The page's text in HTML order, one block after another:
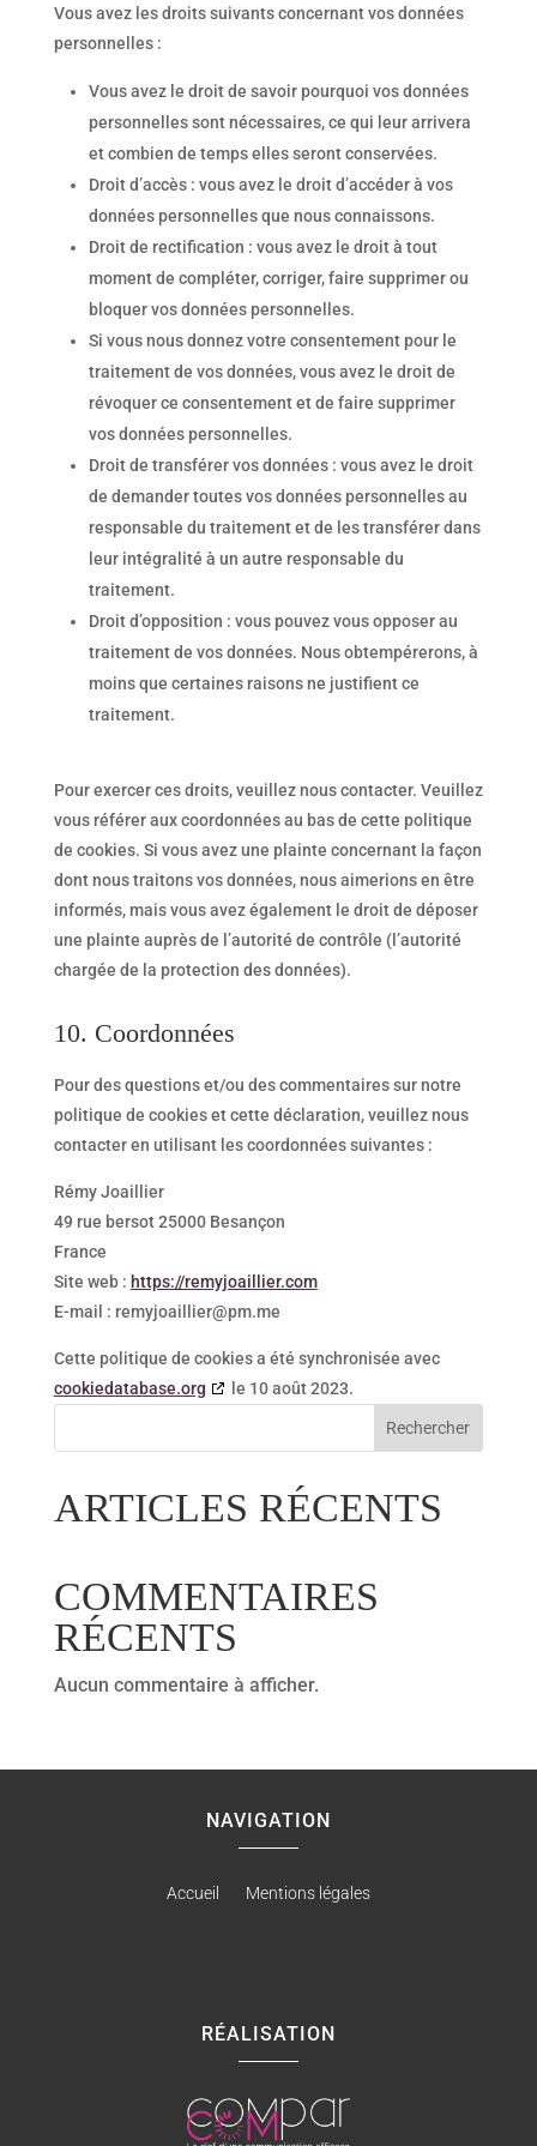
Vous avez les droits suivants concernant vos données
personnelles :
Vous avez le droit de savoir pourquoi vos données
personnelles sont nécessaires, ce qui leur arrivera
et combien de temps elles seront conservées.
Droit d’accès : vous avez le droit d’accéder à vos
données personnelles que nous connaissons.
Droit de rectification : vous avez le droit à tout
moment de compléter, corriger, faire supprimer ou
bloquer vos données personnelles.
Si vous nous donnez votre consentement pour le
traitement de vos données, vous avez le droit de
révoquer ce consentement et de faire supprimer
vos données personnelles.
Droit de transférer vos données : vous avez le droit
de demander toutes vos données personnelles au
responsable du traitement et de les transférer dans
leur intégralité à un autre responsable du
traitement.
Droit d’opposition : vous pouvez vous opposer au
traitement de vos données. Nous obtempérerons, à
moins que certaines raisons ne justifient ce
traitement.
Pour exercer ces droits, veuillez nous contacter. Veuillez
vous référer aux coordonnées au bas de cette politique
de cookies. Si vous avez une plainte concernant la façon
dont nous traitons vos données, nous aimerions en être
informés, mais vous avez également le droit de déposer
une plainte auprès de l’autorité de contrôle (l’autorité
chargée de la protection des données).
10. Coordonnées
Pour des questions et/ou des commentaires sur notre
politique de cookies et cette déclaration, veuillez nous
contacter en utilisant les coordonnées suivantes :
Rémy Joaillier
49 rue bersot 25000 Besançon
France
Site web : https://remyjoaillier.com
E-mail : remyjoaillier@pm.me
Cette politique de cookies a été synchronisée avec
cookiedatabase.org
le 10 août 2023.
Rechercher
ARTICLES RÉCENTS
COMMENTAIRES
RÉCENTS
Aucun commentaire à afficher.
NAVIGATION
Accueil Mentions légales
RÉALISATION